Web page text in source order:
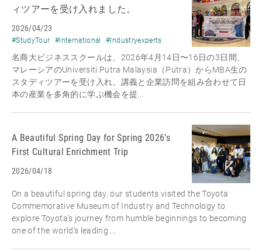
ィツアーを受け入れました。
2026/04/23
#StudyTour #International #Industryexperts
名商大ビジネススクールは、2026年4月14日〜16日の3日間、
マレーシアのUniversiti Putra Malaysia（Putra）からMBA生の
スタディツアーを受け入れ、講義と企業訪問を組み合わせて日
本の産業を多角的に学ぶ機会を提...
A Beautiful Spring Day for Spring 2026’s
First Cultural Enrichment Trip
2026/04/18
On a beautiful spring day, our students visited the Toyota
Commemorative Museum of Industry and Technology to
explore Toyota’s journey from humble beginnings to becoming
one of the world’s leading ...